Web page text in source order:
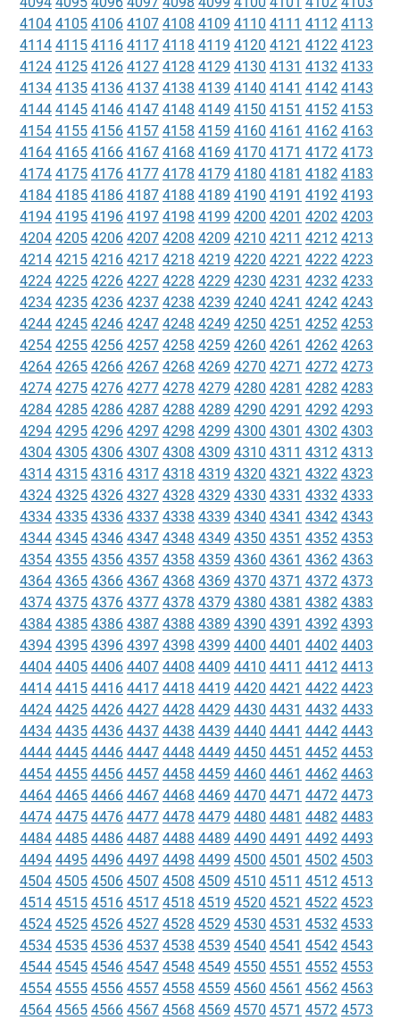
4104 4105 4106 4107 4108 4109 4110 4111 4112 4113
4114 4115 4116 4117 4118 4119 4120 4121 4122 4123
4124 4125 4126 4127 4128 4129 4130 4131 4132 4133
4134 4135 4136 4137 4138 4139 4140 4141 4142 4143
4144 4145 4146 4147 4148 4149 4150 4151 4152 4153
4154 4155 4156 4157 4158 4159 4160 4161 4162 4163
4164 4165 4166 4167 4168 4169 4170 4171 4172 4173
4174 4175 4176 4177 4178 4179 4180 4181 4182 4183
4184 4185 4186 4187 4188 4189 4190 4191 4192 4193
4194 4195 4196 4197 4198 4199 4200 4201 4202 4203
4204 4205 4206 4207 4208 4209 4210 4211 4212 4213
4214 4215 4216 4217 4218 4219 4220 4221 4222 4223
4224 4225 4226 4227 4228 4229 4230 4231 4232 4233
4234 4235 4236 4237 4238 4239 4240 4241 4242 4243
4244 4245 4246 4247 4248 4249 4250 4251 4252 4253
4254 4255 4256 4257 4258 4259 4260 4261 4262 4263
4264 4265 4266 4267 4268 4269 4270 4271 4272 4273
4274 4275 4276 4277 4278 4279 4280 4281 4282 4283
4284 4285 4286 4287 4288 4289 4290 4291 4292 4293
4294 4295 4296 4297 4298 4299 4300 4301 4302 4303
4304 4305 4306 4307 4308 4309 4310 4311 4312 4313
4314 4315 4316 4317 4318 4319 4320 4321 4322 4323
4324 4325 4326 4327 4328 4329 4330 4331 4332 4333
4334 4335 4336 4337 4338 4339 4340 4341 4342 4343
4344 4345 4346 4347 4348 4349 4350 4351 4352 4353
4354 4355 4356 4357 4358 4359 4360 4361 4362 4363
4364 4365 4366 4367 4368 4369 4370 4371 4372 4373
4374 4375 4376 4377 4378 4379 4380 4381 4382 4383
4384 4385 4386 4387 4388 4389 4390 4391 4392 4393
4394 4395 4396 4397 4398 4399 4400 4401 4402 4403
4404 4405 4406 4407 4408 4409 4410 4411 4412 4413
4414 4415 4416 4417 4418 4419 4420 4421 4422 4423
4424 4425 4426 4427 4428 4429 4430 4431 4432 4433
4434 4435 4436 4437 4438 4439 4440 4441 4442 4443
4444 4445 4446 4447 4448 4449 4450 4451 4452 4453
4454 4455 4456 4457 4458 4459 4460 4461 4462 4463
4464 4465 4466 4467 4468 4469 4470 4471 4472 4473
4474 4475 4476 4477 4478 4479 4480 4481 4482 4483
4484 4485 4486 4487 4488 4489 4490 4491 4492 4493
4494 4495 4496 4497 4498 4499 4500 4501 4502 4503
4504 4505 4506 4507 4508 4509 4510 4511 4512 4513
4514 4515 4516 4517 4518 4519 4520 4521 4522 4523
4524 4525 4526 4527 4528 4529 4530 4531 4532 4533
4534 4535 4536 4537 4538 4539 4540 4541 4542 4543
4544 4545 4546 4547 4548 4549 4550 4551 4552 4553
4554 4555 4556 4557 4558 4559 4560 4561 4562 4563
4564 4565 4566 4567 4568 4569 4570 4571 4572 4573